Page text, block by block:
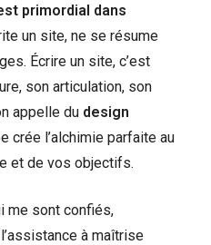
primordial dans
un site, ne se résume
Écrire un site, c’est
son articulation, son
appelle du design
crée l’alchimie parfaite au
et de vos objectifs.
me sont confiés,
à maîtrise